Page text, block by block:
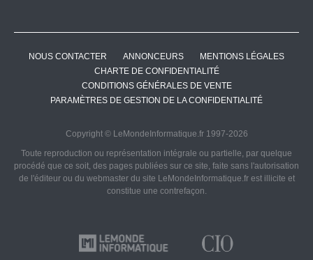
NOUS CONTACTER ANNONCEURS
MENTIONS LÉGALES
CHARTE DE CONFIDENTIALITÉ
CONDITIONS GÉNÉRALES DE VENTE
PARAMÈTRES DE GESTION DE LA CONFIDENTIALITÉ
Copyright © LeMondeInformatique.fr 1997-2026
Toute reproduction ou représentation intégrale ou partielle, par quelque
procédé que ce soit, des pages publiées sur ce site, faite sans l'autorisation
de l'éditeur ou du webmaster du site LeMondeInformatique.fr est illicite et
constitue une contrefaçon.